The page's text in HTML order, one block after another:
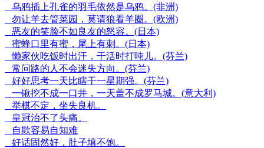
乌鸦插上孔雀的羽毛依然是乌鸦。(非洲)
勿让羊去管菜园，莫请狼看羊圈。(欧洲)
恶友的笑脸不如良友的怒容。(日本)
蜜蜂口里有蜜，尾上有刺。(日本)
懒家伙吃饭时出汗，干活时打吨儿。(芬兰)
常问路的人不会迷失方向。(芬兰)
好好思考一天比瞎干一星期强。(芬兰)
一锹挖不成一口井，一天盖不成罗马城。(意大利)
举棋不定，坐失良机。
皇冠治不了头痛。
自欺容易自知难
好话固然好，肚子填不饱。